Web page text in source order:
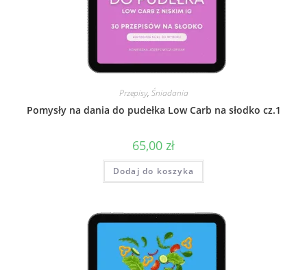
Przepisy, Śniadania
Pomysły na dania do pudełka Low Carb na słodko cz.1
65,00 zł
Dodaj do koszyka